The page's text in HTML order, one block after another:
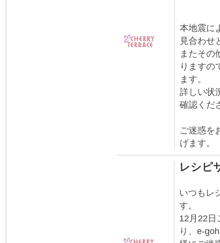
本地震に
見合わせ
またその
りますの
ます。
詳しい状
確認くだ
ご迷惑を
げます。
レシピ
いつもレ
す。
12月22日
り、e-